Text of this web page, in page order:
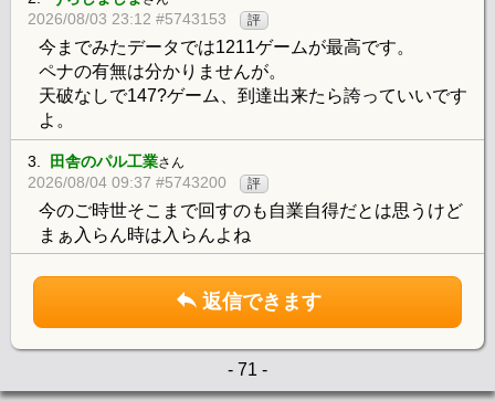
2026/08/03 23:12 #5743153 評
今までみたデータでは1211ゲームが最高です。
ペナの有無は分かりませんが。
天破なしで147?ゲーム、到達出来たら誇っていいです
よ。
3. 田舎のパル工業さん
2026/08/04 09:37 #5743200 評
今のご時世そこまで回すのも自業自得だとは思うけど
まぁ入らん時は入らんよね
返信できます
- 71 -